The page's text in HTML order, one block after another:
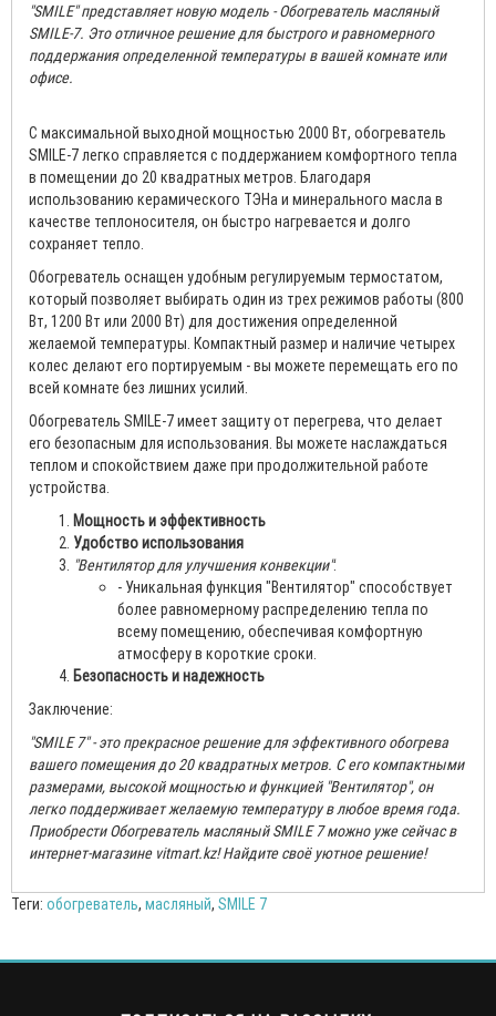
"SMILE" представляет новую модель - Обогреватель масляный
SMILE-7. Это отличное решение для быстрого и равномерного
поддержания определенной температуры в вашей комнате или
офисе.
С максимальной выходной мощностью 2000 Вт, обогреватель
SMILE-7 легко справляется с поддержанием комфортного тепла
в помещении до 20 квадратных метров. Благодаря
использованию керамического ТЭНа и минерального масла в
качестве теплоносителя, он быстро нагревается и долго
сохраняет тепло.
Обогреватель оснащен удобным регулируемым термостатом,
который позволяет выбирать один из трех режимов работы (800
Вт, 1200 Вт или 2000 Вт) для достижения определенной
желаемой температуры. Компактный размер и наличие четырех
колес делают его портируемым - вы можете перемещать его по
всей комнате без лишних усилий.
Обогреватель SMILE-7 имеет защиту от перегрева, что делает
его безопасным для использования. Вы можете наслаждаться
теплом и спокойствием даже при продолжительной работе
устройства.
Мощность и эффективность
Удобство использования
"Вентилятор для улучшения конвекции":
- Уникальная функция "Вентилятор" способствует
более равномерному распределению тепла по
всему помещению, обеспечивая комфортную
атмосферу в короткие сроки.
Безопасность и надежность
Заключение:
"SMILE 7" - это прекрасное решение для эффективного обогрева
вашего помещения до 20 квадратных метров. С его компактными
размерами, высокой мощностью и функцией "Вентилятор", он
легко поддерживает желаемую температуру в любое время года.
Приобрести Обогреватель масляный SMILE 7 можно уже сейчас в
интернет-магазинe vitmart.kz! Найдите своё уютное решение!
Теги: обогреватель, масляный, SMILE 7